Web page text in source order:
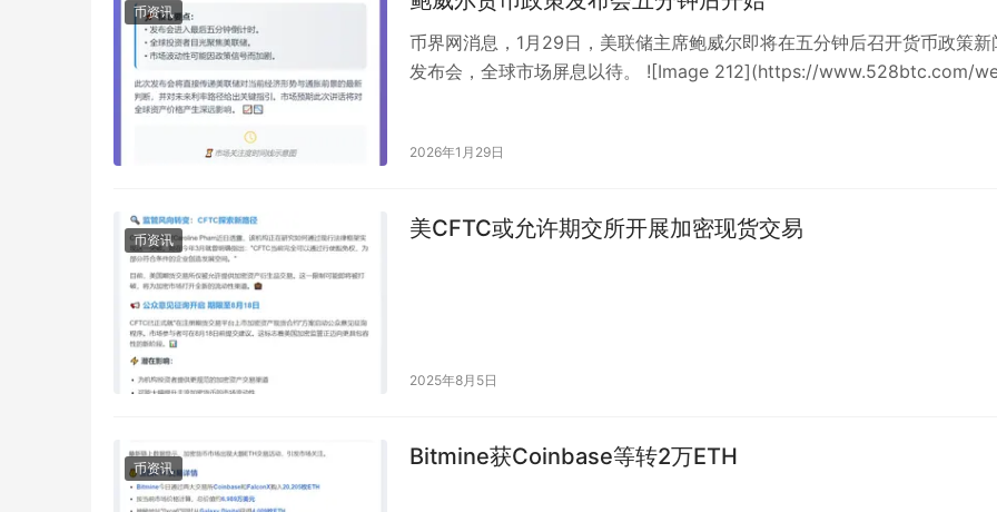
币资讯
币界网消息，1月29日，美联储主席鲍威尔即将在五分钟后召开货币政策新
发布会，全球市场屏息以待。 ![Image 212](https://www.528btc.com/
2026年1月29日
币资讯 美CFTC或允许期交所开展加密现货交易
2025年8月5日
币资讯 Bitmine获Coinbase等转2万ETH